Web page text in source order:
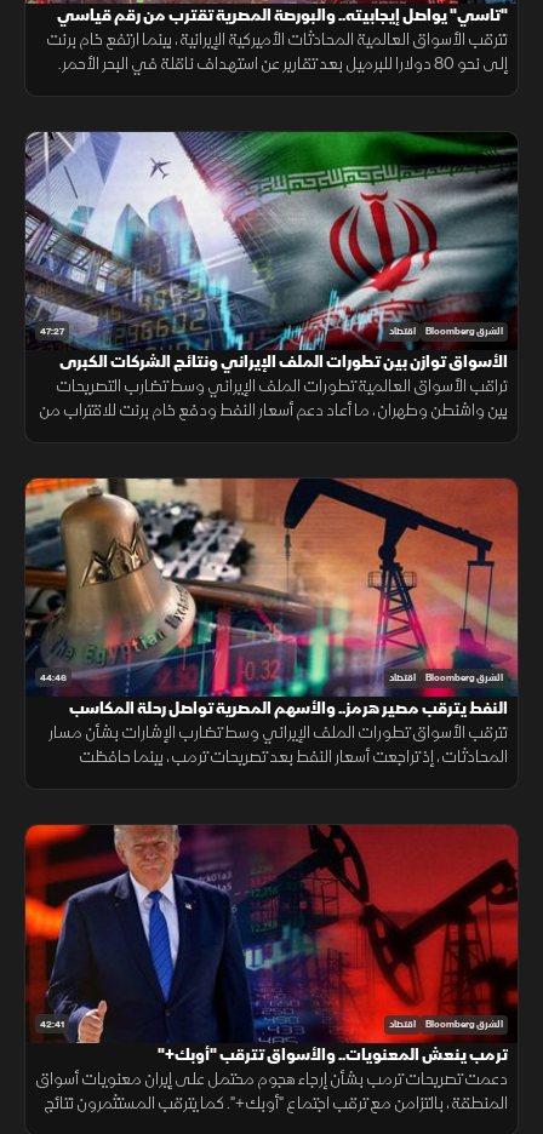
"تاسي" يواصل إيجابيته.. والبورصة المصرية تقترب من رقم قياسي
جديد
تترقب الأسواق العالمية المحادثات الأميركية الإيرانية، بينما ارتفع خام برنت
إلى نحو 80 دولارا للبرميل بعد تقارير عن استهداف ناقلة في البحر الأحمر.
47:27 الشرق Bloomberg اقتصاد
الأسواق توازن بين تطورات الملف الإيراني ونتائج الشركات الكبرى
تراقب الأسواق العالمية تطورات الملف الإيراني وسط تضارب التصريحات
بين واشنطن وطهران، ما أعاد دعم أسعار النفط ودفع خام برنت للاقتراب من
44:46 الشرق Bloomberg اقتصاد
النفط يترقب مصير هرمز.. والأسهم المصرية تواصل رحلة المكاسب
تترقب الأسواق تطورات الملف الإيراني وسط تضارب الإشارات بشأن مسار
المحادثات، إذ تراجعت أسعار النفط بعد تصريحات ترمب، بينما حافظت
42:41 الشرق Bloomberg اقتصاد
ترمب ينعش المعنويات.. والأسواق تترقب "أوبك+"
دعمت تصريحات ترمب بشأن إرجاء هجوم محتمل على إيران معنويات أسواق
المنطقة، بالتزامن مع ترقب اجتماع "أوبك+". كما يترقب المستثمرون نتائج